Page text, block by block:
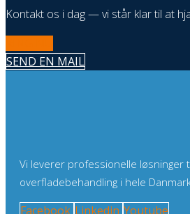
Kontakt os i dag — vi står klar til at
SEND EN MAIL
Vi leverer professionelle løsninger
overfladebehandling i hele
Facebook Linkedin Youtube